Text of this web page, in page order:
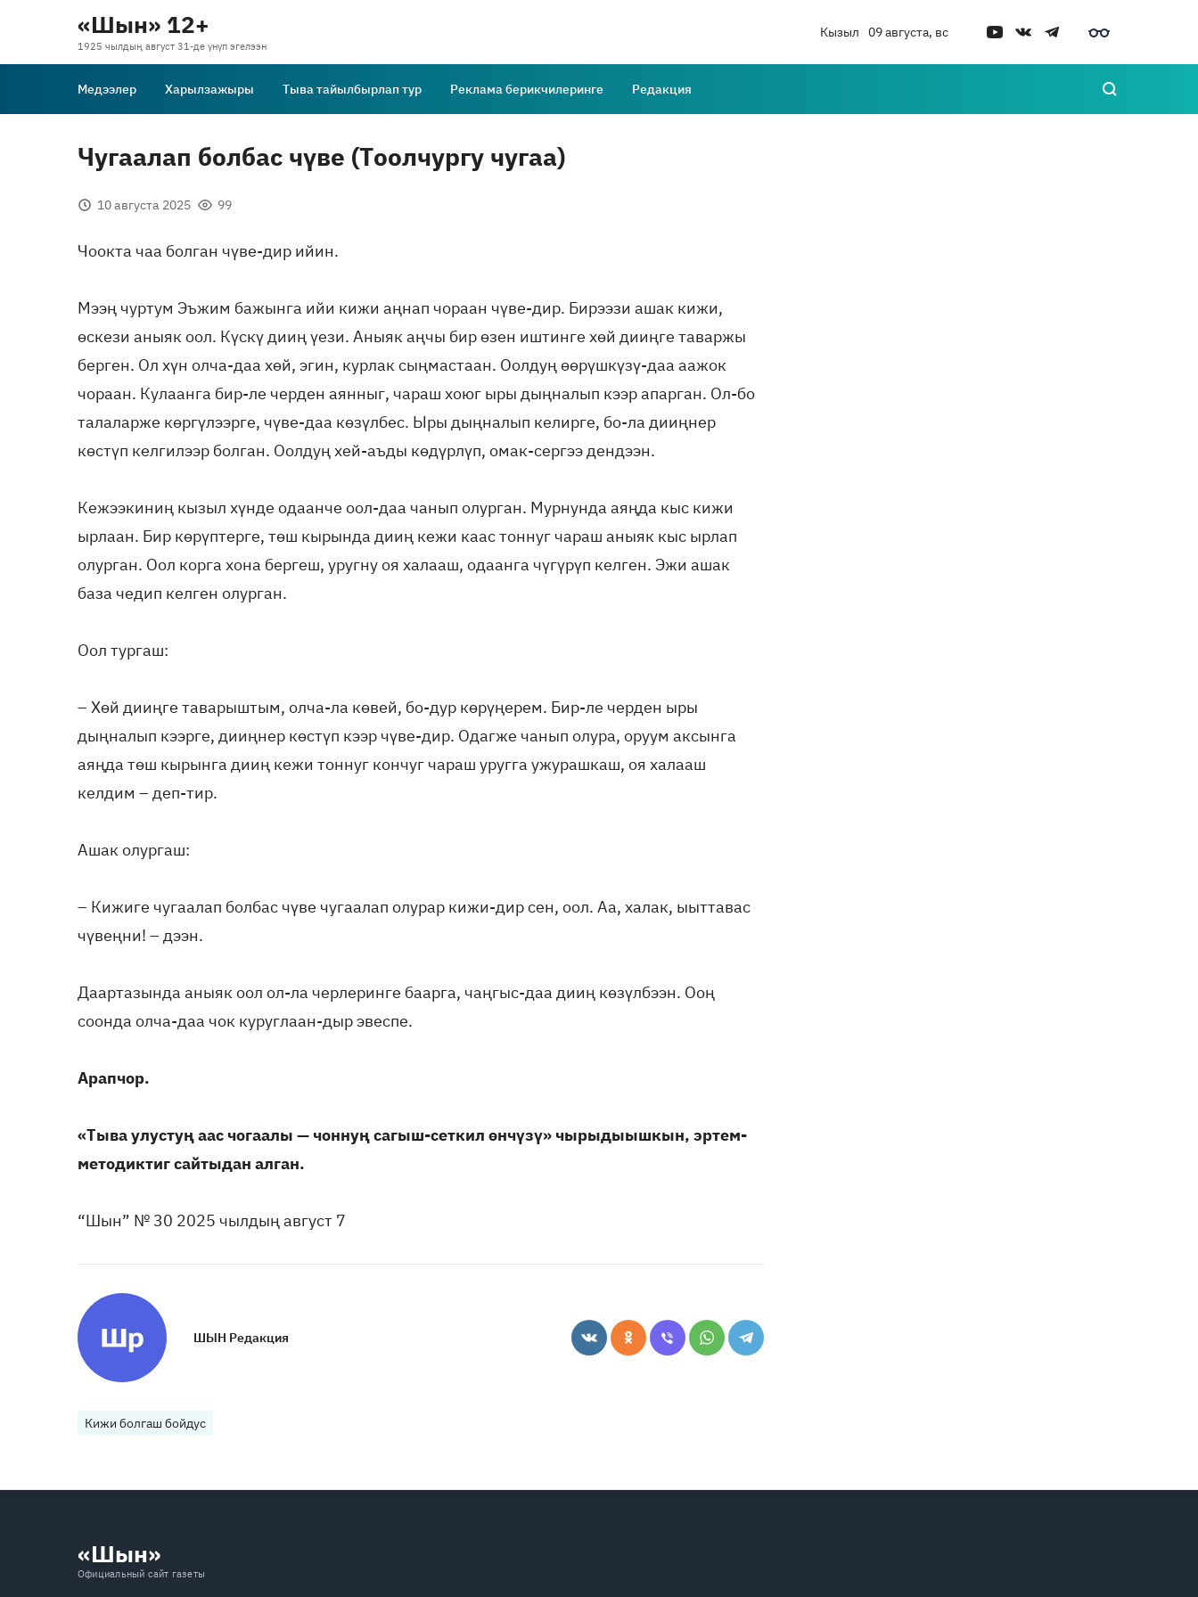
«Шын» 12+
1925 чылдың август 31-де үнүп эгелээн
Кызыл 09 августа, вс
Медээлер Харылзажыры Тыва тайылбырлап тур Реклама берикчилеринге Редакция
Чугаалап болбас чүве (Тоолчургу чугаа)
10 августа 2025 99
Чоокта чаа болган чүве-дир ийин.
Мээң чуртум Эъжим бажынга ийи кижи аңнап чораан чүве-дир. Бирээзи ашак кижи,
өскези аныяк оол. Күскү дииң үези. Аныяк аңчы бир өзен иштинге хөй дииңге таваржы
берген. Ол хүн олча-даа хөй, эгин, курлак сыңмастаан. Оолдуң өөрүшкүзү-даа аажок
чораан. Кулаанга бир-ле черден аянныг, чараш хоюг ыры дыңналып кээр апарган. Ол-бо
талаларже көргүлээрге, чүве-даа көзүлбес. Ыры дыңналып келирге, бо-ла дииңнер
көстүп келгилээр болган. Оолдуң хей-аъды көдүрлүп, омак-сергээ дендээн.
Кежээкиниң кызыл хүнде одаанче оол-даа чанып олурган. Мурнунда аяңда кыс кижи
ырлаан. Бир көрүптерге, төш кырында дииң кежи каас тоннуг чараш аныяк кыс ырлап
олурган. Оол корга хона бергеш, уругну оя халааш, одаанга чүгүрүп келген. Эжи ашак
база чедип келген олурган.
Оол тургаш:
– Хөй дииңге таварыштым, олча-ла көвей, бо-дур көрүңерем. Бир-ле черден ыры
дыңналып кээрге, дииңнер көстүп кээр чүве-дир. Одагже чанып олура, оруум аксынга
аяңда төш кырынга дииң кежи тоннуг кончуг чараш уругга ужурашкаш, оя халааш
келдим – деп-тир.
Ашак олургаш:
– Кижиге чугаалап болбас чүве чугаалап олурар кижи-дир сен, оол. Аа, халак, ыыттавас
чүвеңни! – дээн.
Даартазында аныяк оол ол-ла черлеринге баарга, чаңгыс-даа дииң көзүлбээн. Ооң
соонда олча-даа чок куруглаан-дыр эвеспе.
Арапчор.
«Тыва улустуң аас чогаалы — чоннуң сагыш-сеткил өнчүзү» чырыдыышкын, эртем-
методиктиг сайтыдан алган.
“Шын” № 30 2025 чылдың август 7
ШЫН Редакция
Кижи болгаш бойдус
«Шын»
Официальный сайт газеты